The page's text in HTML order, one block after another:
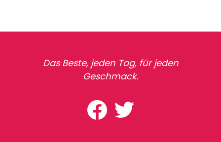
Das Beste, jeden Tag, für jeden
Geschmack.